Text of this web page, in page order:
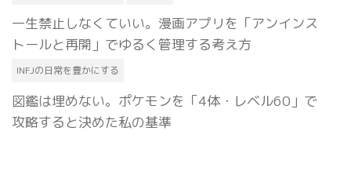
一生禁止しなくていい。漫画アプリを「アンインス
トールと再開」でゆるく管理する考え方
INFJの日常を豊かにする
図鑑は埋めない。ポケモンを「4体・レベル60」で
攻略すると決めた私の基準